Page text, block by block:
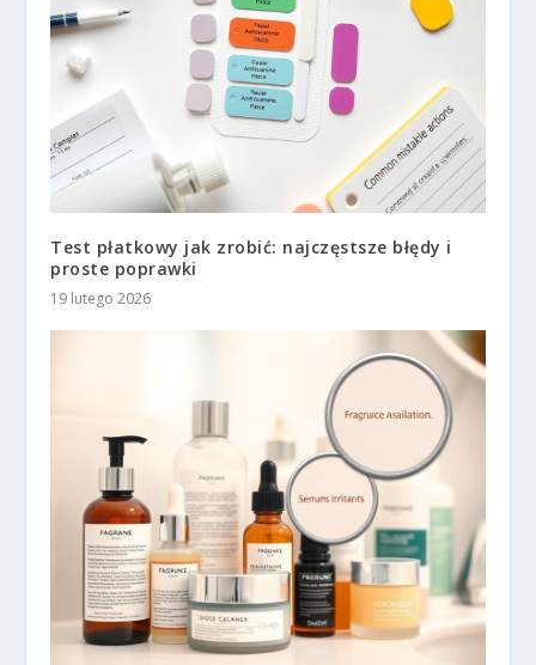
Test płatkowy jak zrobić: najczęstsze błędy i
proste poprawki
19 lutego 2026